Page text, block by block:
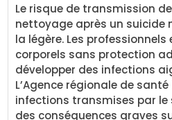
Le risque de transmission
nettoyage après un suicide
la légère. Les professionnels
corporels sans protection
développer des infections
L’Agence régionale de
infections transmises par
des conséquences graves